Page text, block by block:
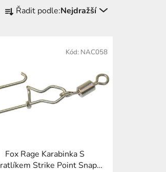
a
p
o
k
t
Řadit podle:Nejdražší
Fox Rage Karabinka S
Strike Point Snaps
Kód: NAC058